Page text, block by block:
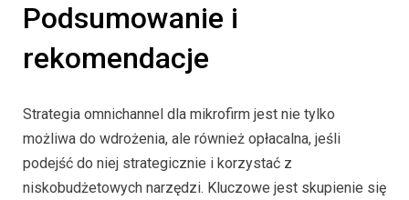
Podsumowanie i
rekomendacje
Strategia omnichannel dla mikrofirm jest nie tylko
możliwa do wdrożenia, ale również opłacalna, jeśli
podejść do niej strategicznie i korzystać z
niskobudżetowych narzędzi. Kluczowe jest skupienie się